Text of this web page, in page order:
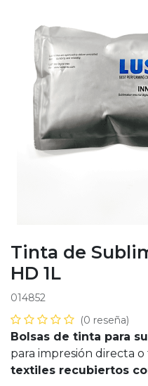
Tinta de
HD 1L
014852
(0 reseña)
Bolsas de tinta para
para impresión directa
textiles recubiertos